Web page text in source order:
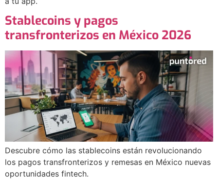
Stablecoins y pagos
transfronterizos en México 2026
Descubre cómo las stablecoins están revolucionando
los pagos transfronterizos y remesas en México nuevas
oportunidades fintech.